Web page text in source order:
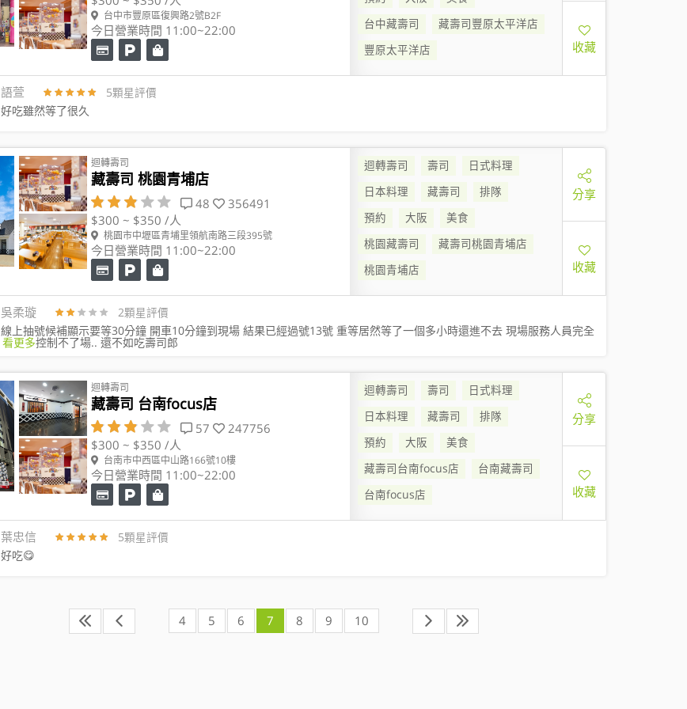
台中市豐原區復興路2號B2F
今日營業時間 11:00~22:00
台中藏壽司
藏壽司豐原太平洋店
豐原太平洋店
收藏
語萱 5顆星評價
好吃雖然等了很久
迴轉壽司
藏壽司 桃園青埔店
48
356491
$300 ~ $350 /人
桃園市中壢區青埔里領航南路三段395號
今日營業時間 11:00~22:00
迴轉壽司 壽司
日式料理
日本料理
藏壽司
排隊
預約
大阪
美食
桃園藏壽司
藏壽司桃園青埔店
桃園青埔店
分享
收藏
吳柔璇 2顆星評價
線上抽號候補顯示要等30分鐘 開車10分鐘到現場 結果已經過號13號 重等居然等了一個多小時還進不去 現場服務人員完全
控制不了場.. 還不如吃壽司郎
看更多
迴轉壽司
藏壽司 台南focus店
57
247756
$300 ~ $350 /人
台南市中西區中山路166號10樓
今日營業時間 11:00~22:00
迴轉壽司 壽司
日式料理
日本料理
藏壽司
排隊
預約
大阪
美食
藏壽司台南focus店
台南藏壽司
台南focus店
分享
收藏
葉忠信 5顆星評價
好吃😋
4 5 6 7 8 9 10